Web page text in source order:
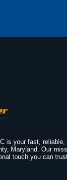
is your fast,
Maryland. Our
touch you can